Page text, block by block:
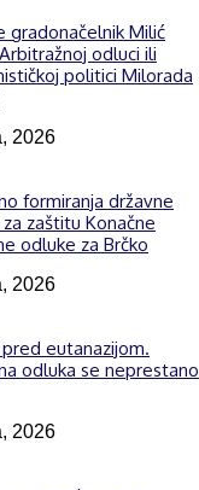
gradonačelnik Milić
odluci ili
politici Milorada
2026
formiranja državne
zaštitu Konačne
odluke za Brčko
2026
eutanazijom.
odluka se neprestano
2026